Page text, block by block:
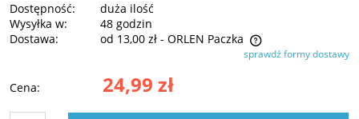
Dostępność:
duża ilość
Wysyłka w:
48 godzin
Dostawa:
od 13,00 zł - ORLEN Paczka
Cena nie zawiera ewentualnych kosztów płatnościsprawdź formy dostawy
Cena: 24,99 zł